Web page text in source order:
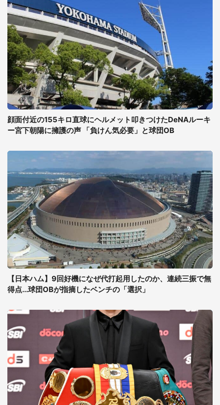
顔面付近の155キロ直球にヘルメット叩きつけたDeNAルーキ
ー宮下朝陽に擁護の声 「負けん気必要」と球団OB
【日本ハム】9回好機になぜ代打起用したのか、連続三振で無
得点...球団OBが指摘したベンチの「選択」